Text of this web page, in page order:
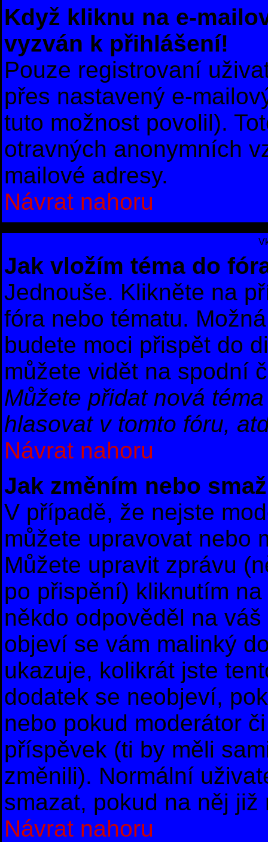
Když kliknu na e-
vyzván k přihlášení!
Pouze registrovaní
přes nastavený e-
tuto možnost povolil).
otravných anonymních
mailové adresy.
Návrat nahoru
Jak vložím téma do
Jednouše. Klikněte na
fóra nebo tématu.
budete moci přispět do
můžete vidět na spodní
Můžete přidat nová
hlasovat v tomto fóru,
Návrat nahoru
Jak změním nebo
V případě, že nejste
můžete upravovat nebo
Můžete upravit zprávu
po přispění) kliknutím
někdo odpověděl na
objeví se vám malinký
ukazuje, kolikrát jste
dodatek se neobjeví,
nebo pokud moderátor
příspěvek (ti by měli
změnili). Normální
smazat, pokud na něj
Návrat nahoru